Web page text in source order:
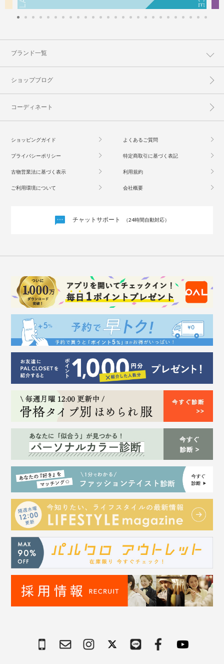
ブランド一覧
ショップブログ
コーディネート
ショッピングガイド よくあるご質問
プライバシーポリシー 特定商取引に基づく表記
古物営業法に基づく表示 利用規約
ご利用環境について 会社概要
チャットサポート （24時間自動対応）